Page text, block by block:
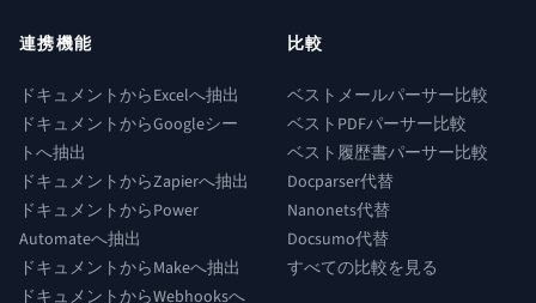
連携機能
ドキュメントからExcelへ抽出
ドキュメントからGoogleシー
トへ抽出
ドキュメントからZapierへ抽出
ドキュメントからPower
Automateへ抽出
ドキュメントからMakeへ抽出
ドキュメントからWebhooksへ
比較
ベストメールパーサー比較
ベストPDFパーサー比較
ベスト履歴書パーサー比較
Docparser代替
Nanonets代替
Docsumo代替
すべての比較を見る